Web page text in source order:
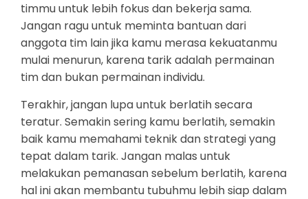
timmu untuk lebih fokus dan bekerja sama.
Jangan ragu untuk meminta bantuan dari
anggota tim lain jika kamu merasa kekuatanmu
mulai menurun, karena tarik adalah permainan
tim dan bukan permainan individu.
Terakhir, jangan lupa untuk berlatih secara
teratur. Semakin sering kamu berlatih, semakin
baik kamu memahami teknik dan strategi yang
tepat dalam tarik. Jangan malas untuk
melakukan pemanasan sebelum berlatih, karena
hal ini akan membantu tubuhmu lebih siap dalam